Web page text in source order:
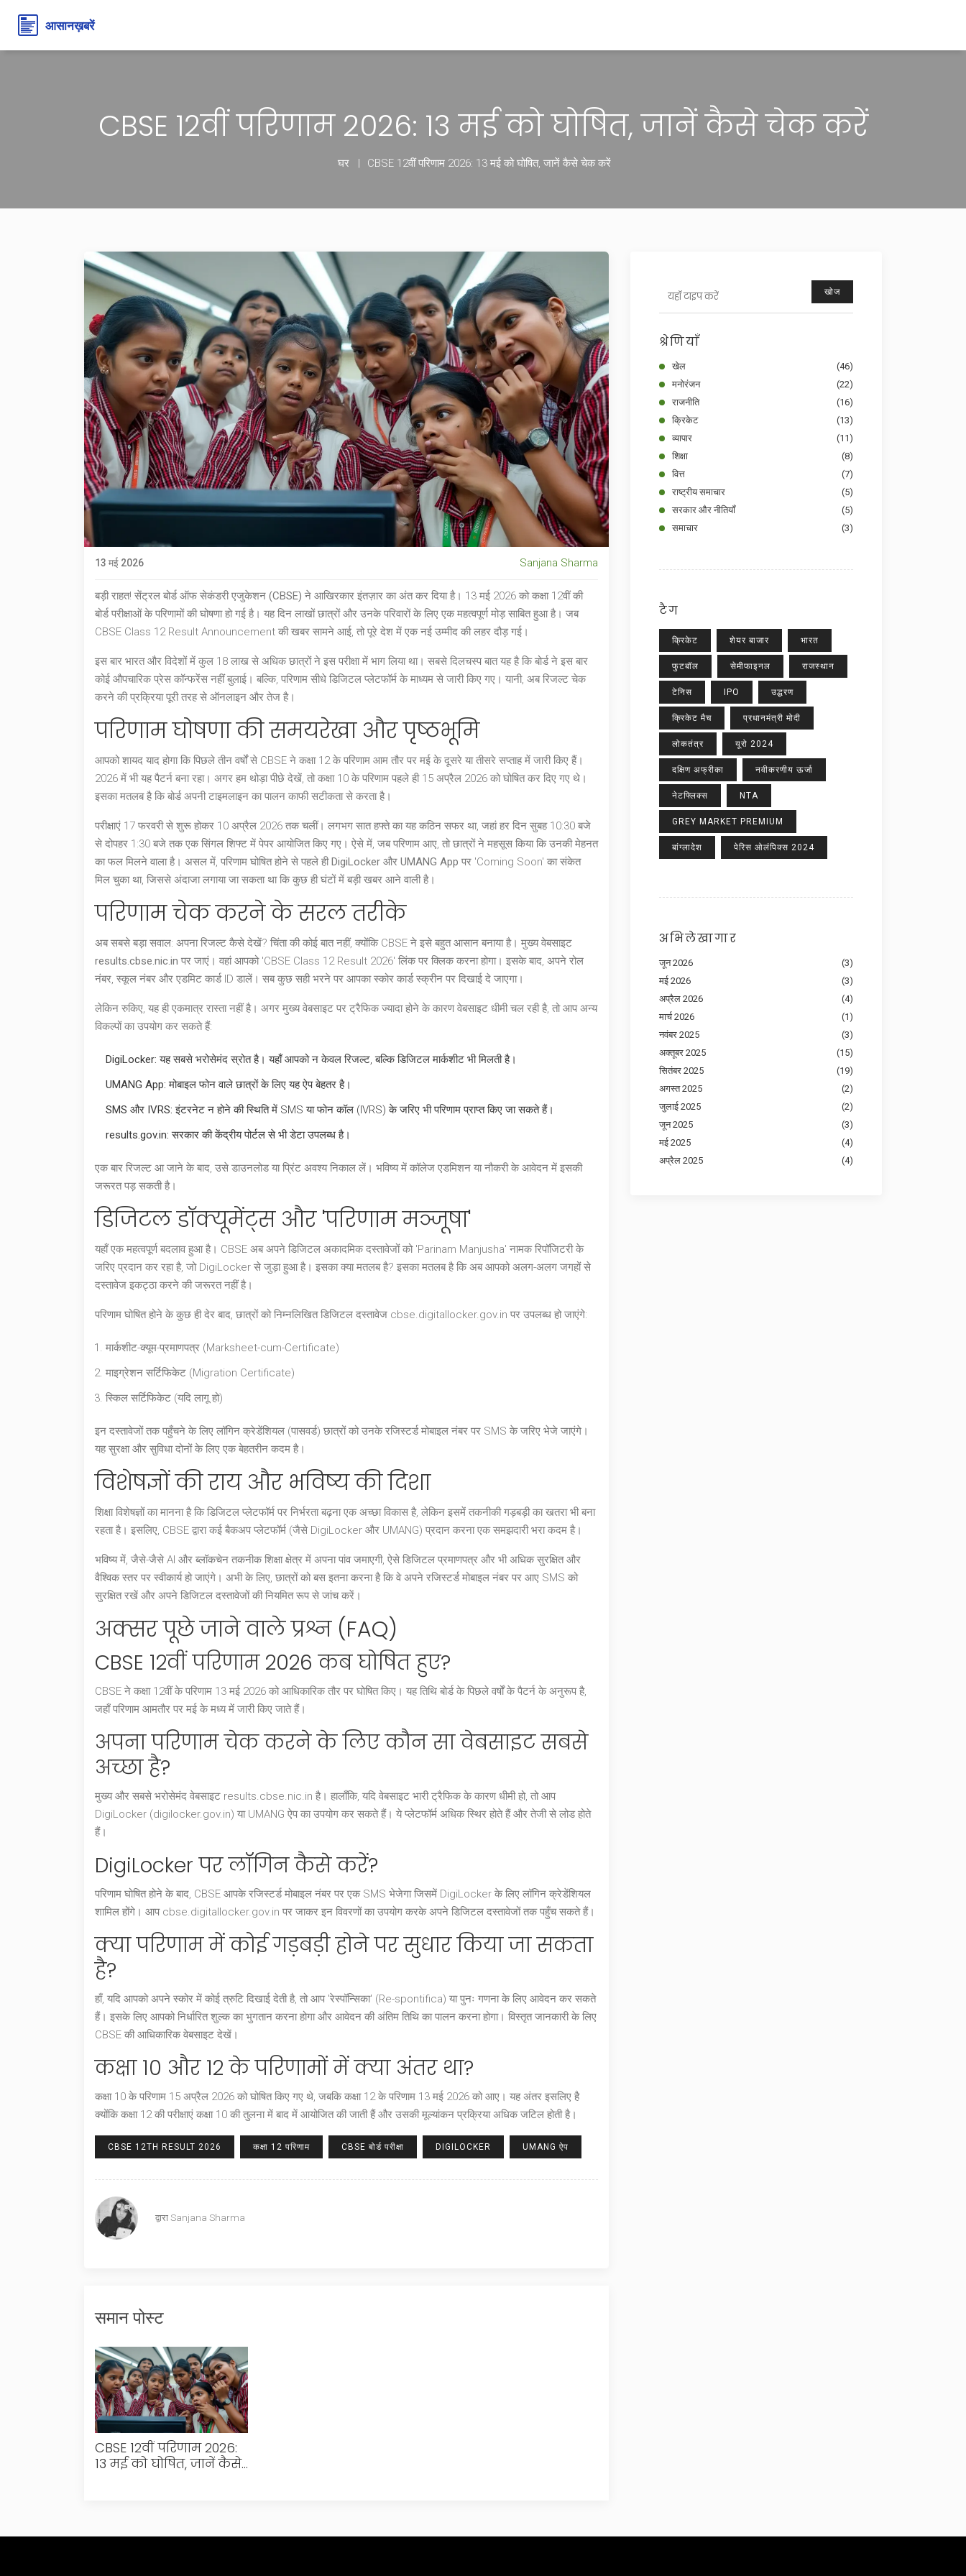
CBSE 12वीं परिणाम 2026: 13 मई को घोषित, जानें कैसे चेक करें
घर CBSE 12वीं परिणाम 2026: 13 मई को घोषित, जानें कैसे चेक करें
13 मई 2026 Sanjana Sharma
बड़ी राहत! सेंट्रल बोर्ड ऑफ सेकंडरी एजुकेशन (CBSE) ने आखिरकार इंतज़ार का अंत कर दिया है। 13 मई 2026 को कक्षा 12वीं की
बोर्ड परीक्षाओं के परिणामों की घोषणा हो गई है। यह दिन लाखों छात्रों और उनके परिवारों के लिए एक महत्वपूर्ण मोड़ साबित हुआ है। जब
CBSE Class 12 Result Announcement की खबर सामने आई, तो पूरे देश में एक नई उम्मीद की लहर दौड़ गई।
इस बार भारतऔर विदेशों में कुल 18 लाख से अधिक छात्रों ने इस परीक्षा में भाग लिया था। सबसे दिलचस्प बात यह है कि बोर्ड ने इस बार
कोई औपचारिक प्रेस कॉन्फरेंस नहीं बुलाई। बल्कि, परिणाम सीधे डिजिटल प्लेटफॉर्म के माध्यम से जारी किए गए। यानी, अब रिजल्ट चेक
करने की प्रक्रिया पूरी तरह से ऑनलाइन और तेज है।
परिणाम घोषणा की समयरेखा और पृष्ठभूमि
आपको शायद याद होगा कि पिछले तीन वर्षों से CBSE ने कक्षा 12 के परिणाम आम तौर पर मई के दूसरे या तीसरे सप्ताह में जारी किए हैं।
2026 में भी यह पैटर्न बना रहा। अगर हम थोड़ा पीछे देखें, तो कक्षा 10 के परिणाम पहले ही 15 अप्रैल 2026 को घोषित कर दिए गए थे।
इसका मतलब है कि बोर्ड अपनी टाइमलाइन का पालन काफी सटीकता से करता है।
परीक्षाएं 17 फरवरी से शुरू होकर 10 अप्रैल 2026 तक चलीं। लगभग सात हफ्ते का यह कठिन सफर था, जहां हर दिन सुबह 10:30 बजे
से दोपहर 1:30 बजे तक एक सिंगल शिफ्ट में पेपर आयोजित किए गए। ऐसे में, जब परिणाम आए, तो छात्रों ने महसूस किया कि उनकी मेहनत
का फल मिलने वाला है। असल में, परिणाम घोषित होने से पहले हीDigiLocker और UMANG App पर 'Coming Soon' का संकेत
मिल चुका था, जिससे अंदाजा लगाया जा सकता था कि कुछ ही घंटों में बड़ी खबर आने वाली है।
परिणाम चेक करने के सरल तरीके
अब सबसे बड़ा सवाल: अपना रिजल्ट कैसे देखें? चिंता की कोई बात नहीं, क्योंकि CBSE ने इसे बहुत आसान बनाया है। मुख्य वेबसाइट
results.cbse.nic.in पर जाएं। वहां आपको 'CBSE Class 12 Result 2026' लिंक पर क्लिक करना होगा। इसके बाद, अपने रोल
नंबर, स्कूल नंबर और एडमिट कार्ड ID डालें। सब कुछ सही भरने पर आपका स्कोर कार्ड स्क्रीन पर दिखाई दे जाएगा।
लेकिन रुकिए, यह ही एकमात्र रास्ता नहीं है। अगर मुख्य वेबसाइट पर ट्रैफिक ज्यादा होने के कारण वेबसाइट धीमी चल रही है, तो आप अन्य
विकल्पों का उपयोग कर सकते हैं:
DigiLocker: यह सबसे भरोसेमंद स्रोत है। यहाँ आपको न केवल रिजल्ट, बल्कि डिजिटल मार्कशीट भी मिलती है।
UMANG App: मोबाइल फोन वाले छात्रों के लिए यह ऐप बेहतर है।
SMS और IVRS: इंटरनेट न होने की स्थिति में SMS या फोन कॉल (IVRS) के जरिए भी परिणाम प्राप्त किए जा सकते हैं।
results.gov.in: सरकार की केंद्रीय पोर्टल से भी डेटा उपलब्ध है।
एक बार रिजल्ट आ जाने के बाद, उसे डाउनलोड या प्रिंट अवश्य निकाल लें। भविष्य में कॉलेज एडमिशन या नौकरी के आवेदन में इसकी
जरूरत पड़ सकती है।
डिजिटल डॉक्यूमेंट्स और 'परिणाम मञ्जूषा'
यहाँ एक महत्वपूर्ण बदलाव हुआ है। CBSE अब अपने डिजिटल अकादमिक दस्तावेजों को 'Parinam Manjusha' नामक रिपॉजिटरी के
जरिए प्रदान कर रहा है, जो DigiLocker से जुड़ा हुआ है। इसका क्या मतलब है? इसका मतलब है कि अब आपको अलग-अलग जगहों से
दस्तावेज इकट्ठा करने की जरूरत नहीं है।
परिणाम घोषित होने के कुछ ही देर बाद, छात्रों को निम्नलिखित डिजिटल दस्तावेज cbse.digitallocker.gov.in पर उपलब्ध हो जाएंगे:
मार्कशीट-क्यूम-प्रमाणपत्र (Marksheet-cum-Certificate)
माइग्रेशन सर्टिफिकेट (Migration Certificate)
स्किल सर्टिफिकेट (यदि लागू हो)
इन दस्तावेजों तक पहुँचने के लिए लॉगिन क्रेडेंशियल (पासवर्ड) छात्रों को उनके रजिस्टर्ड मोबाइल नंबर पर SMS के जरिए भेजे जाएंगे।
यह सुरक्षा और सुविधा दोनों के लिए एक बेहतरीन कदम है।
विशेषज्ञों की राय और भविष्य की दिशा
शिक्षा विशेषज्ञों का मानना है कि डिजिटल प्लेटफॉर्म पर निर्भरता बढ़ना एक अच्छा विकास है, लेकिन इसमें तकनीकी गड़बड़ी का खतरा भी बना
रहता है। इसलिए, CBSE द्वारा कई बैकअप प्लेटफॉर्म (जैसे DigiLocker और UMANG) प्रदान करना एक समझदारी भरा कदम है।
भविष्य में, जैसे-जैसे AI और ब्लॉकचेन तकनीक शिक्षा क्षेत्र में अपना पांव जमाएगी, ऐसे डिजिटल प्रमाणपत्र और भी अधिक सुरक्षित और
वैश्विक स्तर पर स्वीकार्य हो जाएंगे। अभी के लिए, छात्रों को बस इतना करना है कि वे अपने रजिस्टर्ड मोबाइल नंबर पर आए SMS को
सुरक्षित रखें और अपने डिजिटल दस्तावेजों की नियमित रूप से जांच करें।
अक्सर पूछे जाने वाले प्रश्न (FAQ)
CBSE 12वीं परिणाम 2026 कब घोषित हुए?
CBSE ने कक्षा 12वीं के परिणाम 13 मई 2026 को आधिकारिक तौर पर घोषित किए। यह तिथि बोर्ड के पिछले वर्षों के पैटर्न के अनुरूप है,
जहाँ परिणाम आमतौर पर मई के मध्य में जारी किए जाते हैं।
अपना परिणाम चेक करने के लिए कौन सा वेबसाइट सबसे
अच्छा है?
मुख्य और सबसे भरोसेमंद वेबसाइट results.cbse.nic.in है। हालाँकि, यदि वेबसाइट भारी ट्रैफिक के कारण धीमी हो, तो आप
DigiLocker (digilocker.gov.in) या UMANG ऐप का उपयोग कर सकते हैं। ये प्लेटफॉर्म अधिक स्थिर होते हैं और तेजी से लोड होते
हैं।
DigiLocker पर लॉगिन कैसे करें?
परिणाम घोषित होने के बाद, CBSE आपके रजिस्टर्ड मोबाइल नंबर पर एक SMS भेजेगा जिसमें DigiLocker के लिए लॉगिन क्रेडेंशियल
शामिल होंगे। आप cbse.digitallocker.gov.in पर जाकर इन विवरणों का उपयोग करके अपने डिजिटल दस्तावेजों तक पहुँच सकते हैं।
क्या परिणाम में कोई गड़बड़ी होने पर सुधार किया जा सकता
है?
हाँ, यदि आपको अपने स्कोर में कोई त्रुटि दिखाई देती है, तो आप 'रेस्पॉन्सिका' (Re-spontifica) या पुनः गणना के लिए आवेदन कर सकते
हैं। इसके लिए आपको निर्धारित शुल्क का भुगतान करना होगा और आवेदन की अंतिम तिथि का पालन करना होगा। विस्तृत जानकारी के लिए
CBSE की आधिकारिक वेबसाइट देखें।
कक्षा 10 और 12 के परिणामों में क्या अंतर था?
कक्षा 10 के परिणाम 15 अप्रैल 2026 को घोषित किए गए थे, जबकि कक्षा 12 के परिणाम 13 मई 2026 को आए। यह अंतर इसलिए है
क्योंकि कक्षा 12 की परीक्षाएं कक्षा 10 की तुलना में बाद में आयोजित की जाती हैं और उसकी मूल्यांकन प्रक्रिया अधिक जटिल होती है।
CBSE 12TH RESULT 2026 कक्षा 12 परिणाम CBSE बोर्ड परीक्षा DIGILOCKER UMANG ऐप
द्वारा Sanjana Sharma
समान पोस्ट
CBSE 12वीं परिणाम 2026:
13 मई को घोषित, जानें कैसे
खोज
श्रेणियाँ
खेल
(46)
मनोरंजन
(22)
राजनीति
(16)
क्रिकेट
(13)
व्यापार
(11)
शिक्षा
(8)
वित्त
(7)
राष्ट्रीय समाचार
(5)
सरकार और नीतियाँ
(5)
समाचार
(3)
टैग
क्रिकेट शेयर बाजार भारत
फुटबॉल सेमीफाइनल राजस्थान
टेनिस IPO उद्धरण
क्रिकेट मैच प्रधानमंत्री मोदी
लोकतंत्र यूरो 2024
दक्षिण अफ्रीका नवीकरणीय ऊर्जा
नेटफ्लिक्स NTA
GREY MARKET PREMIUM
बांग्लादेश पेरिस ओलंपिक्स 2024
अभिलेखागार
जून 2026
(3)
मई 2026
(3)
अप्रैल 2026
(4)
मार्च 2026
(1)
नवंबर 2025
(3)
अक्तूबर 2025
(15)
सितंबर 2025
(19)
अगस्त 2025
(2)
जुलाई 2025
(2)
जून 2025
(3)
मई 2025
(4)
अप्रैल 2025
(4)